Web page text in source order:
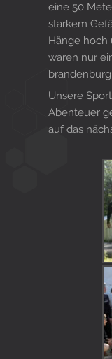
eine 50
starkem
Hänge hoch
waren nur
Unsere
Abenteuer
auf das